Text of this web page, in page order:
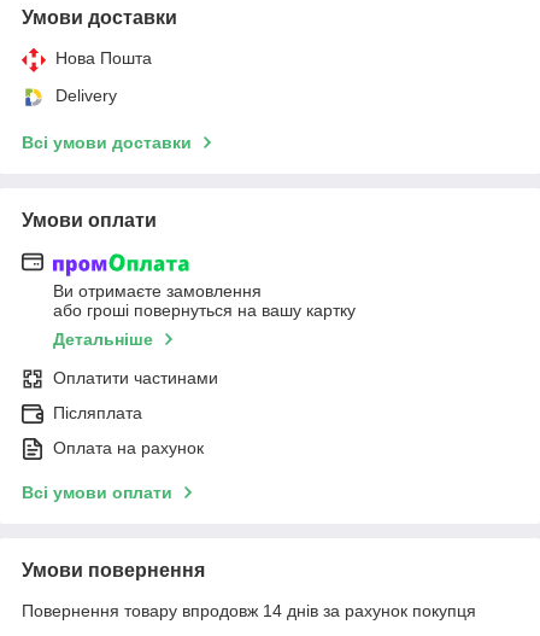
Умови доставки
Нова Пошта
Delivery
Всі умови доставки
Умови оплати
Ви отримаєте замовлення
або гроші повернуться на вашу картку
Детальніше
Оплатити частинами
Післяплата
Оплата на рахунок
Всі умови оплати
Умови повернення
Повернення товару впродовж 14 днів за рахунок покупця